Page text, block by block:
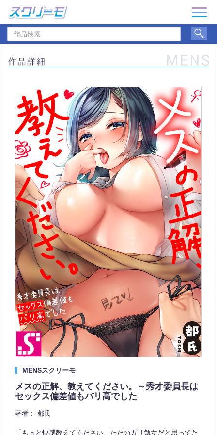
品
索
ナ
ゲ
ー
ョ
ン
MENSスクリーモ
メスの正解、教えてください。～秀才委員長は
セックス偏差値もバリ高でした
著者： 都氏
「もっと快感教えてください」ただのガリ勉女だと思ってた